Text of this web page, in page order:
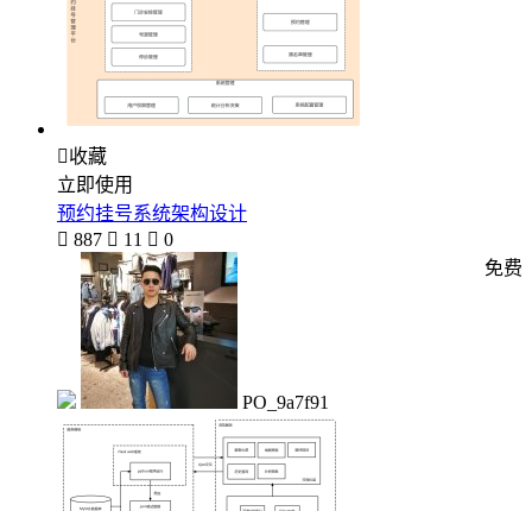
收藏
立即使用
预约挂号系统架构设计
 887  11  0
PO_9a7f91
免费